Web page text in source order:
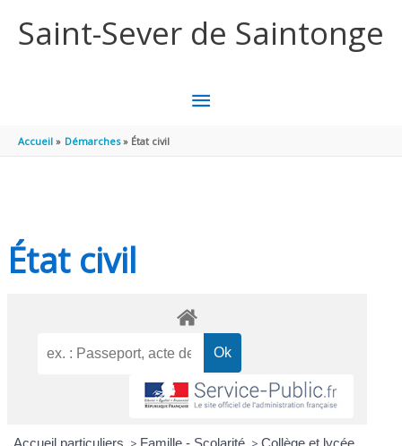
Saint-Sever de Saintonge
MENU
Accueil Démarches État civil
État civil